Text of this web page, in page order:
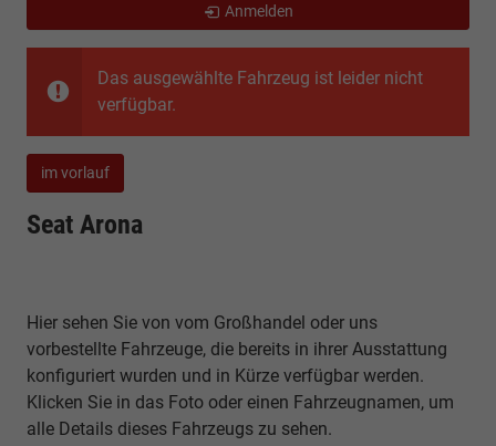
Das ausgewählte Fahrzeug ist leider nicht
verfügbar.
im vorlauf
Seat Arona
Hier sehen Sie von vom Großhandel oder uns
vorbestellte Fahrzeuge, die bereits in ihrer Ausstattung
konfiguriert wurden und in Kürze verfügbar werden.
Klicken Sie in das Foto oder einen Fahrzeugnamen, um
alle Details dieses Fahrzeugs zu sehen.
Anmelden